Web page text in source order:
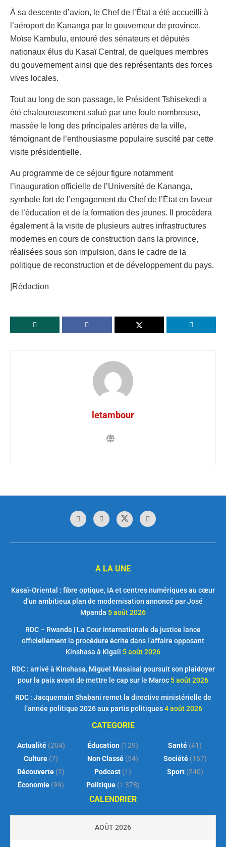
À sa descente d’avion, le Chef de l’État a été accueilli à
l’aéroport de Kananga par le gouverneur de province,
Moïse Kambulu, entouré des sénateurs et députés
nationaux élus du Kasaï Central, de quelques membres
du gouvernement ainsi que des représentants des forces
vives locales.
Tout au long de son passage, le Président Tshisekedi a
été chaleureusement salué par une foule nombreuse,
massée le long des principales artères de la ville,
témoignant de l’enthousiasme populaire suscité par cette
visite présidentielle.
Au programme de ce séjour figure notamment
l’inauguration officielle de l’Université de Kananga,
symbole fort de l’engagement du Chef de l’État en faveur
de l’éducation et de la formation des jeunes. Il procédera
également à la visite de plusieurs autres infrastructures
modernes en cours de construction dans la province,
réalisées sous son impulsion, dans le cadre de la
politique de reconstruction et de développement du pays.
|Rédaction
letambour
A LA UNE
Kasaï-Oriental : fibre optique, IA et centres numériques au cœur
d’un ambitieux plan de modernisation annoncé par José
Mpanda 5 août 2026
RDC – Rwanda | La Cour internationale de justice lance
officiellement la procédure écrite dans l’affaire opposant
Kinshasa à Kigali 5 août 2026
RDC : arrivé à Kinshasa, Miguel Masaisai poursuit son plaidoyer
pour la paix avant de mettre le cap sur le Maroc 5 août 2026
RDC : Jacquemain Shabani remet la directive ministérielle de
l’année politique 2026 aux partis politiques 4 août 2026
CATEGORIE
Actualité(204)
Culture (7)
Découverte (2)
Économie (99)
Éducation (129)
Non Classé (54)
Podcast (1)
Politique(1 378)
Santé (41)
Société(167)
Sport(240)
CALENDRIER
AOÛT 2026